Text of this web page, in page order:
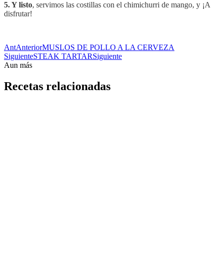
5. Y listo, servimos las costillas con el chimichurri de mango, y ¡A
disfrutar!
AntAnteriorMUSLOS DE POLLO A LA CERVEZA
SiguienteSTEAK TARTARSiguiente
Aun más
Recetas relacionadas